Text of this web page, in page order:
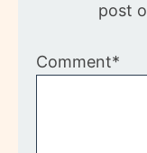
post
Comment*